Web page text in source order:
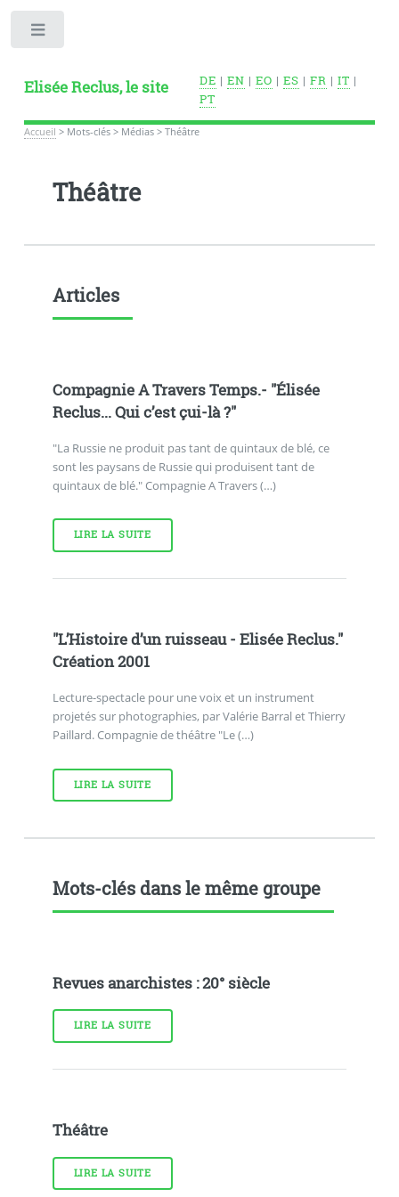
Elisée Reclus, le site DE | EN | EO | ES | FR | IT |
PT
Accueil > Mots-clés> Médias> Théâtre
Théâtre
Articles
Compagnie A Travers Temps.- "Élisée
Reclus... Qui c’est çui-là ?"
"La Russie ne produit pas tant de quintaux de blé, ce
sont les paysans de Russie qui produisent tant de
quintaux de blé." Compagnie A Travers (…)
LIRE LA SUITE
"L’Histoire d’un ruisseau - Elisée Reclus."
Création 2001
Lecture-spectacle pour une voix et un instrument
projetés sur photographies, par Valérie Barral et Thierry
Paillard. Compagnie de théâtre "Le (…)
LIRE LA SUITE
Mots-clés dans le même groupe
Revues anarchistes : 20° siècle
LIRE LA SUITE
Théâtre
LIRE LA SUITE